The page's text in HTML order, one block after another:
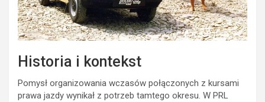
Historia i kontekst
Pomysł organizowania wczasów połączonych z kursami
prawa jazdy wynikał z potrzeb tamtego okresu. W PRL